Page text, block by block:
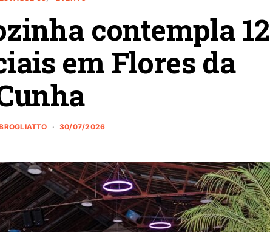
contempla 12
em Flores da
30/07/2026